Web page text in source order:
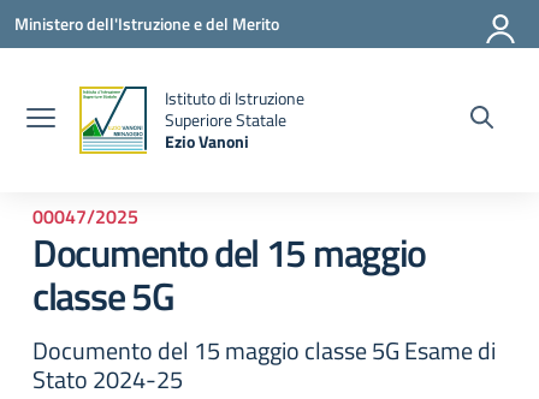
Vai ai contenuti
Vai al menu di navigazione
Vai al footer
Ministero dell'Istruzione e del Merito
Istituto di Istruzione
Superiore Statale
Ezio Vanoni
00047/2025
Documento del 15 maggio
classe 5G
Documento del 15 maggio classe 5G Esame di
Stato 2024-25